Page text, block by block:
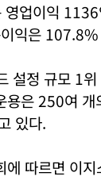
업이익
익은 107.8%
설정 규모 1위
용은 250여
있다.
에 따르면 이